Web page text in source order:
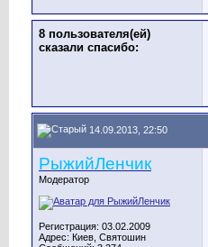
8 пользователя(ей)
сказали cпасибо:
14.09.2013, 22:50
РыжийЛенчик
Модератор
Регистрация: 03.02.2009
Адрес: Киев, Святошин